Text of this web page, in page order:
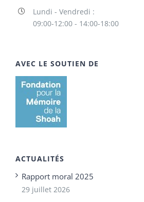
Lundi - Vendredi :
09:00-12:00 - 14:00-18:00
AVEC LE SOUTIEN DE
ACTUALITÉS
Rapport moral 2025
29 juillet 2026